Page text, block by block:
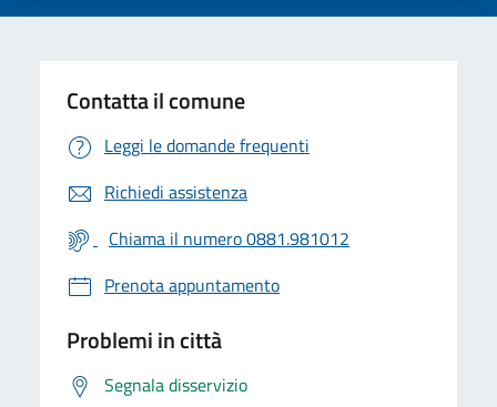
Contatta il comune
Leggi le domande frequenti
Richiedi assistenza
Chiama il numero 0881.981012
Prenota appuntamento
Problemi in città
Segnala disservizio